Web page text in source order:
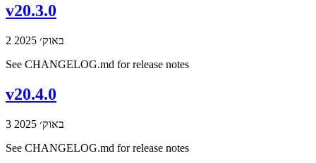
v20.3.0
2 באוק׳ 2025
See CHANGELOG.md for release notes
v20.4.0
3 באוק׳ 2025
See CHANGELOG.md for release notes